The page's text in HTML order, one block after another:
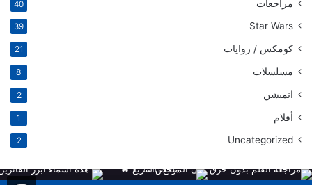
مراجعات 40
Star Wars
39
كومكس / روايات 21
مسلسلات 8
انميشن 2
أفلام 1
Uncategorized
2